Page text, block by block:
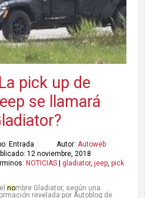
pick up de
se llamará
Entrada Autor: Autoweb
12 noviembre, 2018
NOTICIAS gladiator,jeep,pick
nombre Gladiator, según una
revelada por Autoblog de